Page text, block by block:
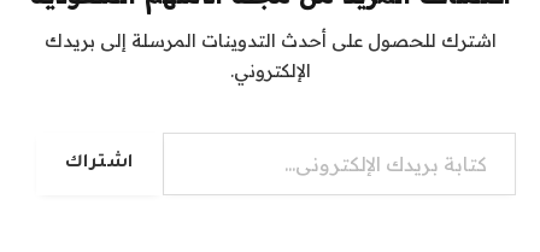
اشترك للحصول على أحدث التدوينات المرسلة إلى بريدك
الإلكتروني.
كتابة بريدك الإلكتروني...
اشتراك